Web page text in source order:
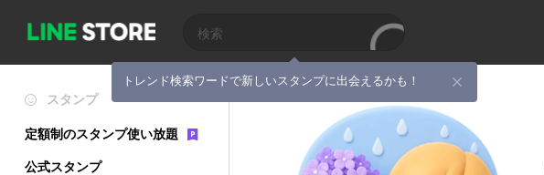
トレンド検索ワードで新しいスタンプに出会えるかも！
スタンプ
定額制のスタンプ使い放題
公式スタンプ